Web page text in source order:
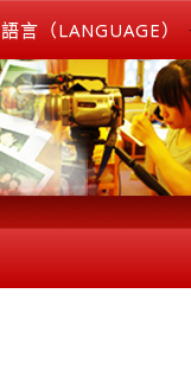
語言（LANGUAGE）